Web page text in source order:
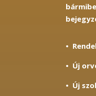
•
• Új
• Új